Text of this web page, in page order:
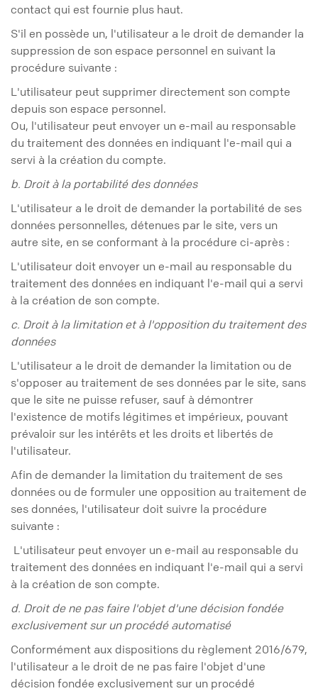
contact qui est fournie plus haut.
S'il en possède un, l'utilisateur a le droit de demander la
suppression de son espace personnel en suivant la
procédure suivante :
L'utilisateur peut supprimer directement son compte
depuis son espace personnel.
Ou, l'utilisateur peut envoyer un e-mail au responsable
du traitement des données en indiquant l'e-mail qui a
servi à la création du compte.
b. Droit à la portabilité des données
L'utilisateur a le droit de demander la portabilité de ses
données personnelles, détenues par le site, vers un
autre site, en se conformant à la procédure ci-après :
L'utilisateur doit envoyer un e-mail au responsable du
traitement des données en indiquant l'e-mail qui a servi
à la création de son compte.
c. Droit à la limitation et à l'opposition du traitement des
données
L'utilisateur a le droit de demander la limitation ou de
s'opposer au traitement de ses données par le site, sans
que le site ne puisse refuser, sauf à démontrer
l'existence de motifs légitimes et impérieux, pouvant
prévaloir sur les intérêts et les droits et libertés de
l'utilisateur.
Afin de demander la limitation du traitement de ses
données ou de formuler une opposition au traitement de
ses données, l'utilisateur doit suivre la procédure
suivante :
L'utilisateur peut envoyer un e-mail au responsable du
traitement des données en indiquant l'e-mail qui a servi
à la création de son compte.
d. Droit de ne pas faire l'objet d'une décision fondée
exclusivement sur un procédé automatisé
Conformément aux dispositions du règlement 2016/679,
l'utilisateur a le droit de ne pas faire l'objet d'une
décision fondée exclusivement sur un procédé